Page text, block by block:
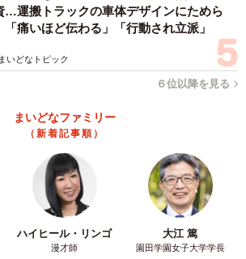
…運搬トラックの車体デザインにためら
痛いほど伝わる」「行動され立派」
まいどなトピック
６位以降を見る
まいどなファミリー
（新着記事順）
ハイヒール・リンゴ
漫才師
大江 篤
園田学園女子大学学長